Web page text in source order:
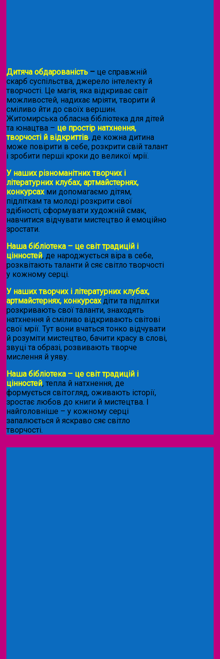
Дитяча обдарованість – це справжній
скарб суспільства, джерело інтелекту й
творчості. Це магія, яка відкриває світ
можливостей, надихає мріяти, творити й
сміливо йти до своїх вершин.
Житомирська обласна бібліотека для дітей
та юнацтва – це простір натхнення,
творчості й відкриттів, де кожна дитина
може повірити в себе, розкрити свій талант
і зробити перші кроки до великої мрії.
У наших різноманітних творчих і
літературних клубах, артмайстернях,
конкурсахми допомагаємо дітям,
підліткам та молоді розкрити свої
здібності, сформувати художній смак,
навчитися відчувати мистецтво й емоційно
зростати.
Наша бібліотека – це світ традицій і
цінностей, де народжується віра в себе,
розквітають таланти й сяє світло творчості
у кожному серці.
У наших творчих і літературних клубах,
артмайстернях, конкурсахдіти та підлітки
розкривають свої таланти, знаходять
натхнення й сміливо відкривають світові
свої мрії. Тут вони вчаться тонко відчувати
й розуміти мистецтво, бачити красу в слові,
звуці та образі, розвивають творче
мислення й уяву.
Наша бібліотека – це світ традицій і
цінностей, тепла й натхнення, де
формується світогляд, оживають історії,
зростає любов до книги й мистецтва. І
найголовніше – у кожному серці
запалюється й яскраво сяє світло
творчості.